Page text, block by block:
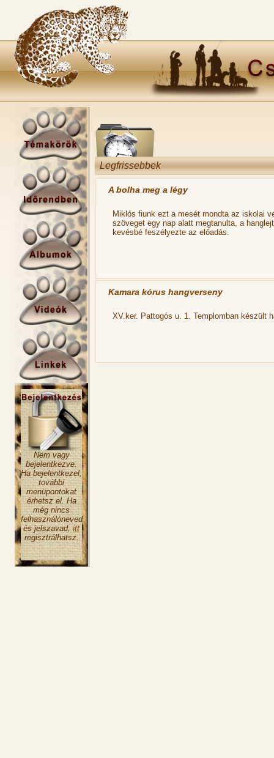
Nem vagy
bejelentkezve.
Ha bejelentkezel,
további
menüpontokat
érhetsz el. Ha
még nincs
felhasználóneved
és jelszavad,itt
regisztrálhatsz.
Legfrissebbek
A bolha meg a légy
Miklós fiunk ezt a mesét mondta az iskolai
szöveget egy nap alatt megtanulta, a
kevésbé feszélyezte az előadás.
Kamara kórus hangverseny
XV.ker. Pattogós u. 1. Templomban készült